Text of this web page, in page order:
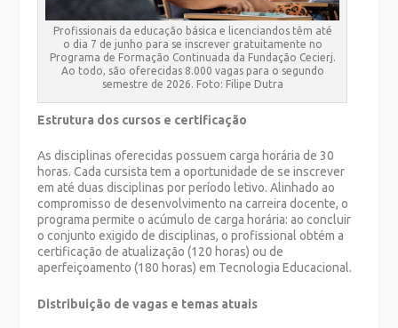
Profissionais da educação básica e licenciandos têm até
o dia 7 de junho para se inscrever gratuitamente no
Programa de Formação Continuada da Fundação Cecierj.
Ao todo, são oferecidas 8.000 vagas para o segundo
semestre de 2026. Foto: Filipe Dutra
Estrutura dos cursos e certificação
As disciplinas oferecidas possuem carga horária de 30
horas. Cada cursista tem a oportunidade de se inscrever
em até duas disciplinas por período letivo. Alinhado ao
compromisso de desenvolvimento na carreira docente, o
programa permite o acúmulo de carga horária: ao concluir
o conjunto exigido de disciplinas, o profissional obtém a
certificação de atualização (120 horas) ou de
aperfeiçoamento (180 horas) em Tecnologia Educacional.
Distribuição de vagas e temas atuais